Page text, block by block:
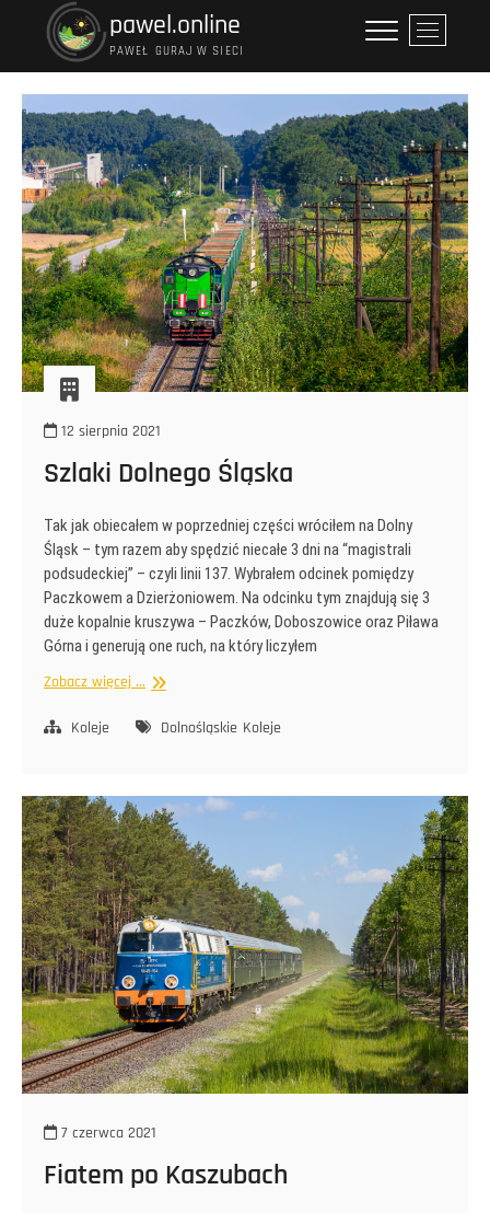
pawel.online
PAWEŁ GURAJ W SIECI
P
r
z
y
c
i
s
k
m
e
n
u
12 sierpnia 2021
Szlaki Dolnego Śląska
Tak jak obiecałem w poprzedniej części wróciłem na Dolny
Śląsk – tym razem aby spędzić niecałe 3 dni na “magistrali
podsudeckiej” – czyli linii 137. Wybrałem odcinek pomiędzy
Paczkowem a Dzierżoniowem. Na odcinku tym znajdują się 3
duże kopalnie kruszywa – Paczków, Doboszowice oraz Piława
Górna i generują one ruch, na który liczyłem
Zobacz więcej ... Szlaki
Śląska
Koleje Dolnośląskie Koleje
7 czerwca 2021
Fiatem po Kaszubach